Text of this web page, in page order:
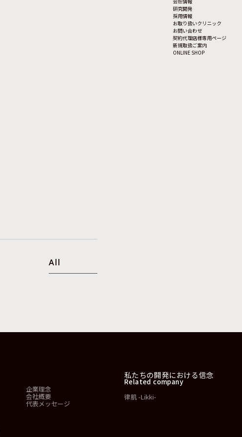
研究開発
採用情報
お取り扱いクリニック
お問い合わせ
契約代理店様専用ページ
新規取扱ご案内
ONLINE SHOP
All
企業理念
会社概要
代表メッセージ
私たちの開発における信念
Related company
律肌 -Likki-